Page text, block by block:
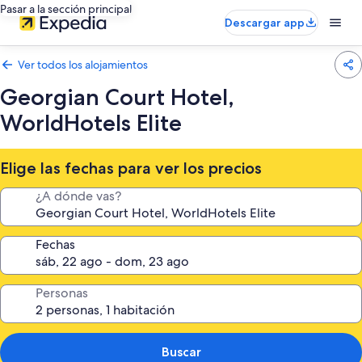
Pasar a la sección principal
Descargar app
Ver todos los alojamientos
Georgian Court Hotel,
WorldHotels Elite
Elige las fechas para ver los precios
¿A dónde vas?
Fechas
Personas
Buscar